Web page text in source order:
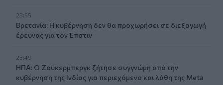
23:55
Βρετανία: Η κυβέρνηση δεν θα προχωρήσει σε διεξαγωγή
έρευνας για τον Έπστιν
23:49
ΗΠΑ: Ο Ζούκερμπεργκ ζήτησε συγγνώμη από την
κυβέρνηση της Ινδίας για περιεχόμενο και λάθη της Meta